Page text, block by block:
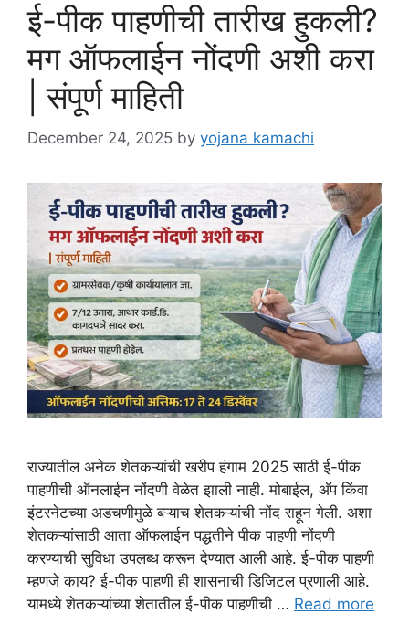
ई-पीक पाहणीची तारीख हुकली?
मग ऑफलाईन नोंदणी अशी करा
| संपूर्ण माहिती
December 24, 2025 by yojana kamachi
राज्यातील अनेक शेतकऱ्यांची खरीप हंगाम 2025 साठी ई-पीक
पाहणीची ऑनलाईन नोंदणी वेळेत झाली नाही. मोबाईल, अ‍ॅप किंवा
इंटरनेटच्या अडचणीमुळे बऱ्याच शेतकऱ्यांची नोंद राहून गेली. अशा
शेतकऱ्यांसाठी आता ऑफलाईन पद्धतीने पीक पाहणी नोंदणी
करण्याची सुविधा उपलब्ध करून देण्यात आली आहे. ई-पीक पाहणी
म्हणजे काय? ई-पीक पाहणी ही शासनाची डिजिटल प्रणाली आहे.
यामध्ये शेतकऱ्यांच्या शेतातील ई-पीक पाहणीची … Read more